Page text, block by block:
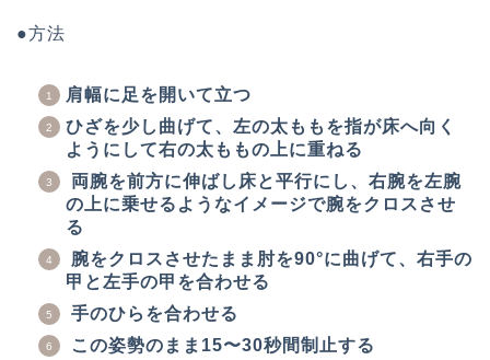
●方法
肩幅に足を開いて立つ
ひざを少し曲げて、左の太ももを指が床へ向く
ようにして右の太ももの上に重ねる
両腕を前方に伸ばし床と平行にし、右腕を左腕
の上に乗せるようなイメージで腕をクロスさせ
る
腕をクロスさせたまま肘を90°に曲げて、右手の
甲と左手の甲を合わせる
手のひらを合わせる
この姿勢のまま15〜30秒間制止する